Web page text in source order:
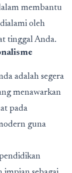
membantu
oleh
tinggal Anda.
adalah segera
menawarkan
pada
guna